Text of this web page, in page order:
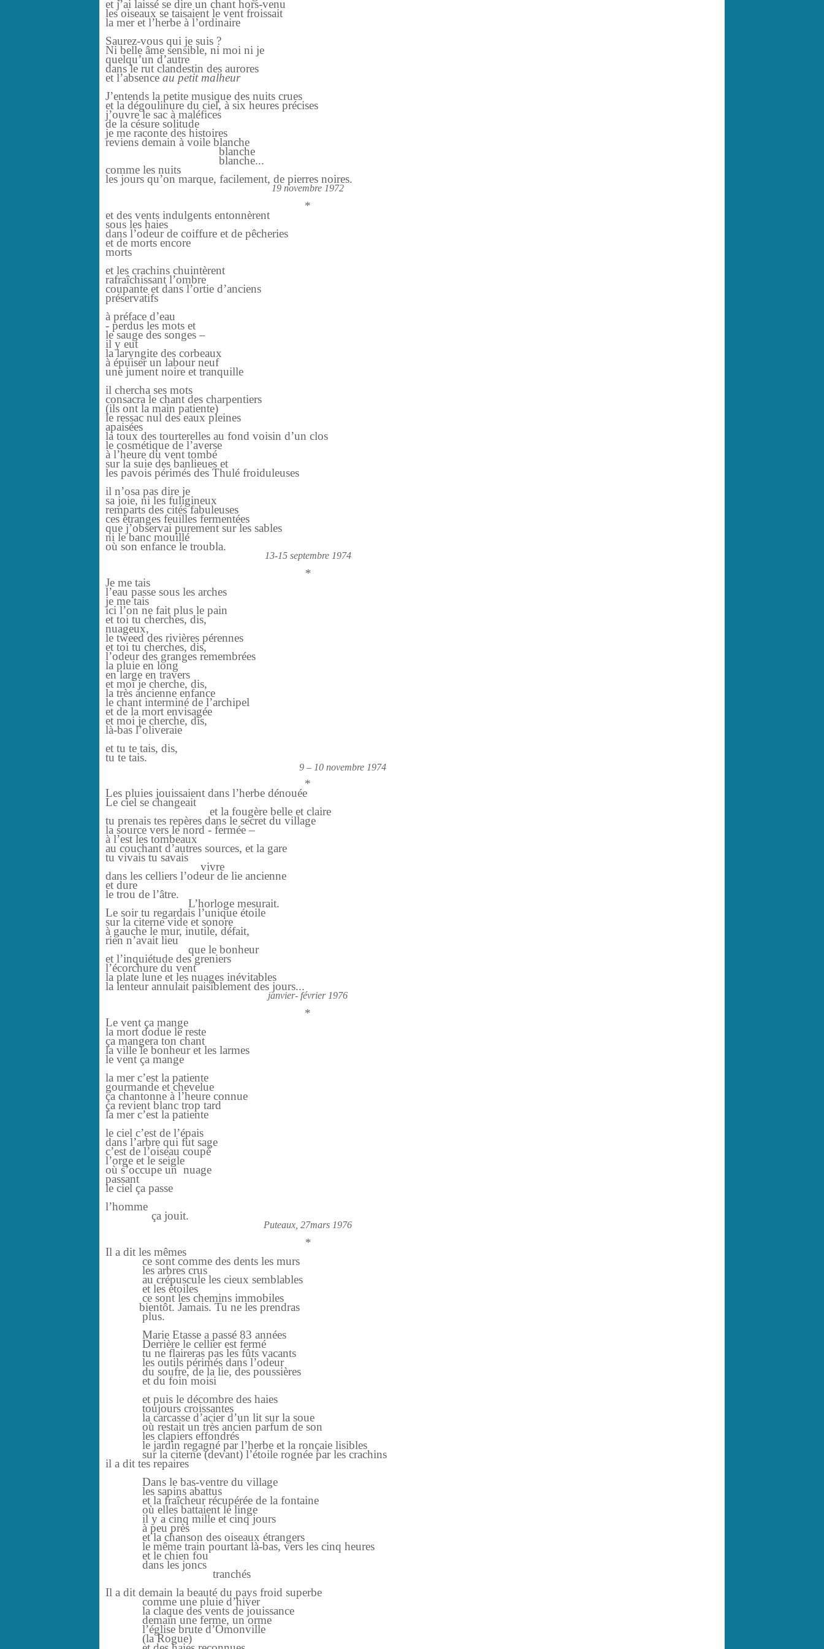
et j’ai laissé se dire un chant hors-venu
les oiseaux se taisaient le vent froissait
la mer et l’herbe à l’ordinaire
Saurez-vous qui je suis ?
Ni belle âme sensible, ni moi ni je
quelqu’un d’autre
dans le rut clandestin des aurores
et l’absence au petit malheur
J’entends la petite musique des nuits crues
et la dégoulinure du ciel, à six heures précises
j’ouvre le sac à maléfices
de la césure solitude
je me raconte des histoires
reviens demain à voile blanche
blanche
blanche...
comme les nuits
les jours qu’on marque, facilement, de pierres noires.
19 novembre 1972
*
et des vents indulgents entonnèrent
sous les haies
dans l’odeur de coiffure et de pêcheries
et de morts encore
morts
et les crachins chuintèrent
rafraîchissant l’ombre
coupante et dans l’ortie d’anciens
préservatifs
à préface d’eau
- perdus les mots et
le sauge des songes –
il y eut
la laryngite des corbeaux
à épuiser un labour neuf
une jument noire et tranquille
il chercha ses mots
consacra le chant des charpentiers
(ils ont la main patiente)
le ressac nul des eaux pleines
apaisées
la toux des tourterelles au fond voisin d’un clos
le cosmétique de l’averse
à l’heure du vent tombé
sur la suie des banlieues et
les pavois périmés des Thulé froiduleuses
il n’osa pas dire je
sa joie, ni les fuligineux
remparts des cités fabuleuses
ces étranges feuilles fermentées
que j’observai purement sur les sables
ni le banc mouillé
où son enfance le troubla.
13-15 septembre 1974
*
Je me tais
l’eau passe sous les arches
je me tais
ici l’on ne fait plus le pain
et toi tu cherches, dis,
nuageux,
le tweed des rivières pérennes
et toi tu cherches, dis,
l’odeur des granges remembrées
la pluie en long
en large en travers
et moi je cherche, dis,
la très ancienne enfance
le chant interminé de l’archipel
et de la mort envisagée
et moi je cherche, dis,
là-bas l’oliveraie
et tu te tais, dis,
tu te tais.
9 – 10 novembre 1974
*
Les pluies jouissaient dans l’herbe dénouée
Le ciel se changeait
et la fougère belle et claire
tu prenais tes repères dans le secret du village
la source vers le nord - fermée –
à l’est les tombeaux
au couchant d’autres sources, et la gare
tu vivais tu savais
vivre
dans les celliers l’odeur de lie ancienne
et dure
le trou de l’âtre.
L’horloge mesurait.
Le soir tu regardais l’unique étoile
sur la citerne vide et sonore
à gauche le mur, inutile, défait,
rien n’avait lieu
que le bonheur
et l’inquiétude des greniers
l’écorchure du vent
la plate lune et les nuages inévitables
la lenteur annulait paisiblement des jours...
janvier- février 1976
*
Le vent ça mange
la mort dodue le reste
ça mangera ton chant
la ville le bonheur et les larmes
le vent ça mange
la mer c’est la patiente
gourmande et chevelue
ça chantonne à l’heure connue
ça revient blanc trop tard
la mer c’est la patiente
le ciel c’est de l’épais
dans l’arbre qui fut sage
c’est de l’oiseau coupé
l’orge et le seigle
où s’occupe un nuage
passant
le ciel ça passe
l’homme
ça jouit.
Puteaux, 27mars 1976
*
Il a dit les mêmes
ce sont comme des dents les murs
les arbres crus
au crépuscule les cieux semblables
et les étoiles
ce sont les chemins immobiles
bientôt. Jamais. Tu ne les prendras
plus.
Marie Etasse a passé 83 années
Derrière le cellier est fermé
tu ne flaireras pas les fûts vacants
les outils périmés dans l’odeur
du soufre, de la lie, des poussières
et du foin moisi
et puis le décombre des haies
toujours croissantes
la carcasse d’acier d’un lit sur la soue
où restait un très ancien parfum de son
les clapiers effondrés
le jardin regagné par l’herbe et la ronçaie lisibles
sur la citerne (devant) l’étoile rognée par les crachins
il a dit tes repaires
Dans le bas-ventre du village
les sapins abattus
et la fraîcheur récupérée de la fontaine
où elles battaient le linge
il y a cinq mille et cinq jours
à peu près
et la chanson des oiseaux étrangers
le même train pourtant là-bas, vers les cinq heures
et le chien fou
dans les joncs
tranchés
Il a dit demain la beauté du pays froid superbe
comme une pluie d’hiver
la claque des vents de jouissance
demain une ferme, un orme
l’église brute d’Omonville
(la Rogue)